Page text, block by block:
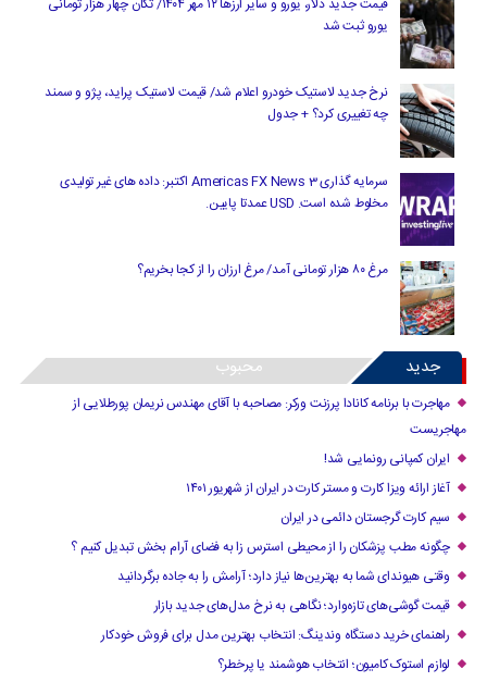
یورو ثبت شد
نرخ جدید لاستیک خودرو اعلام شد/ قیمت لاستیک پراید، پژو و سمند
چه تغییری کرد؟ + جدول
سرمایه گذاری Americas FX News 3 اکتبر: داده های غیر تولیدی
مخلوط شده است. USD عمدتا پایین.
مرغ ۸۰ هزار تومانی آمد/ مرغ ارزان را از کجا بخریم؟
جدید محبوب
مهاجرت با برنامه کانادا پرزنت ورکر: مصاحبه با آقای مهندس نریمان پورطلایی از
مهاجریست
ایران کمپانی رونمایی شد!
آغاز ارائه ویزا کارت و مستر کارت در ایران از شهریور ۱۴۰۱
سیم کارت گرجستان دائمی در ایران
چگونه مطب پزشکان را از محیطی استرس زا به فضای آرام بخش تبدیل کنیم ؟
وقتی هیوندای شما به بهترین‌ها نیاز دارد؛ آرامش را به جاده برگردانید
قیمت گوشی‌های تازه‌وارد؛ نگاهی به نرخ مدل‌های جدید بازار
راهنمای خرید دستگاه وندینگ: انتخاب بهترین مدل برای فروش خودکار
لوازم استوک کامیون؛ انتخاب هوشمند یا پرخطر؟